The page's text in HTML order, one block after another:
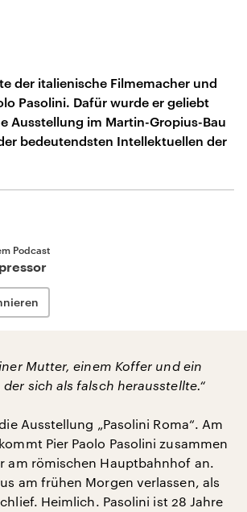
der italienische Filmemacher und
Pasolini. Dafür wurde er geliebt
Ausstellung im Martin-Gropius-Bau
bedeutendsten Intellektuellen der
Podcast
Mutter, einem Koffer und ein
sich als falsch herausstellte.“
Ausstellung „Pasolini Roma“. Am
Pier Paolo Pasolini zusammen
am römischen Hauptbahnhof an.
am frühen Morgen verlassen, als
Heimlich. Pasolini ist 28 Jahre